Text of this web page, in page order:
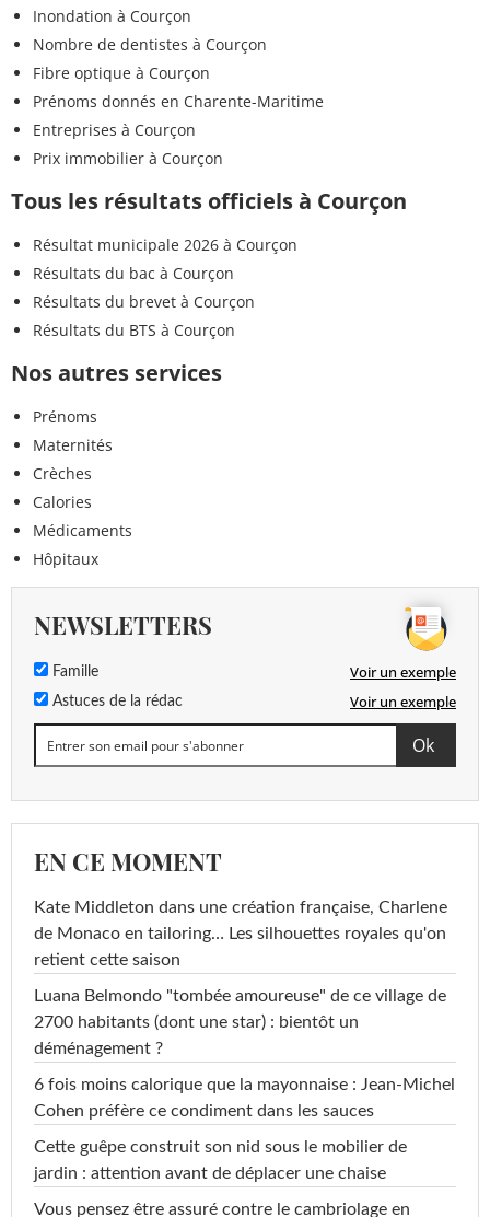
Inondation à Courçon
Nombre de dentistes à Courçon
Fibre optique à Courçon
Prénoms donnés en Charente-Maritime
Entreprises à Courçon
Prix immobilier à Courçon
Tous les résultats officiels à Courçon
Résultat municipale 2026 à Courçon
Résultats du bac à Courçon
Résultats du brevet à Courçon
Résultats du BTS à Courçon
Nos autres services
Prénoms
Maternités
Crèches
Calories
Médicaments
Hôpitaux
NEWSLETTERS
Famille Voir un exemple
Astuces de la rédac Voir un exemple
EN CE MOMENT
Kate Middleton dans une création française, Charlene
de Monaco en tailoring… Les silhouettes royales qu'on
retient cette saison
Luana Belmondo "tombée amoureuse" de ce village de
2700 habitants (dont une star) : bientôt un
déménagement ?
6 fois moins calorique que la mayonnaise : Jean-Michel
Cohen préfère ce condiment dans les sauces
Cette guêpe construit son nid sous le mobilier de
jardin : attention avant de déplacer une chaise
Vous pensez être assuré contre le cambriolage en